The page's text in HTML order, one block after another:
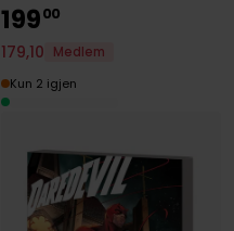
19900
179,10
Medlem
Kun 2 igjen